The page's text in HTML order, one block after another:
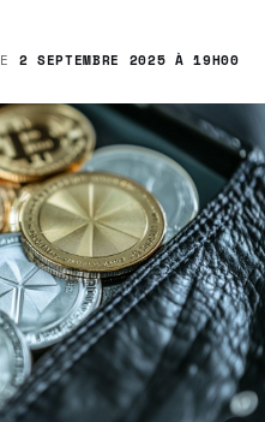
2 SEPTEMBRE 2025 À 19H00